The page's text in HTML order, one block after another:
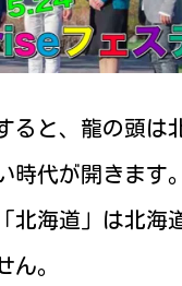
ると、龍の頭は
時代が開きます。
北海道」は北海
ん。